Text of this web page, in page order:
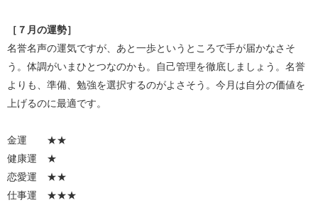
［７月の運勢］
名誉名声の運気ですが、あと一歩というところで手が届かなさそ
う。体調がいまひとつなのかも。自己管理を徹底しましょう。名誉
よりも、準備、勉強を選択するのがよさそう。今月は自分の価値を
上げるのに最適です。
金運 ★★
健康運 ★
恋愛運 ★★
仕事運 ★★★